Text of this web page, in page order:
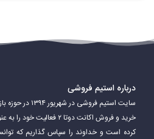
قهرمان دارای توانایی‌ها، قدرت‌ها و
کنند.
دوتا 2 یک بازی بسیار پیچیده و عمیق
مختلفی مانند هدف‌گیری، کار تیمی،
درباره استیم فروشی
سایت استیم
خرید و فروش اکانت دوتا ۲
کرده است و خداوند را سپاس گذاریم که